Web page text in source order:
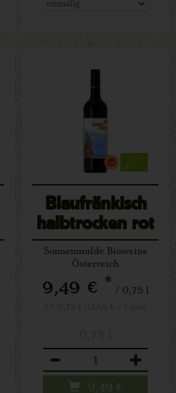
Blaufränkisch
halbtrocken rot
Sonnenmulde Bioweine
Österreich
9,49 € * / 0,75 l
9,49 €